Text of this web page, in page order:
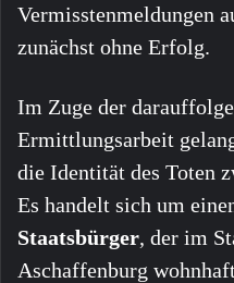
Vermisstenmeldungen
zunächst ohne Erfolg.
Im Zuge der
Ermittlungsarbeit
die Identität des Toten
Es handelt sich um
Staatsbürger, der im
Aschaffenburg